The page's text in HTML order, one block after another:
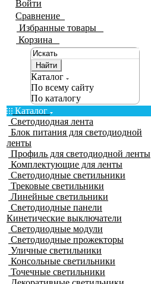
Войти
Сравнение
Избранные товары
Корзина
Найти
Каталог
По всему сайту
По каталогу
Каталог
Светодиодная лента
Блок питания для светодиодной
ленты
Профиль для светодиодной ленты
Комплектующие для ленты
Светодиодные светильники
Трековые светильники
Линейные светильники
Светодиодные панели
Кинетические выключатели
Светодиодные модули
Светодиодные прожекторы
Уличные светильники
Консольные светильники
Точечные светильники